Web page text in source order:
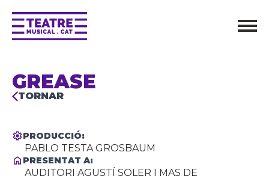
GREASE
TORNAR
PRODUCCIÓ:
PABLO TESTA GROSBAUM
PRESENTAT A:
AUDITORI AGUSTÍ SOLER I MAS DE